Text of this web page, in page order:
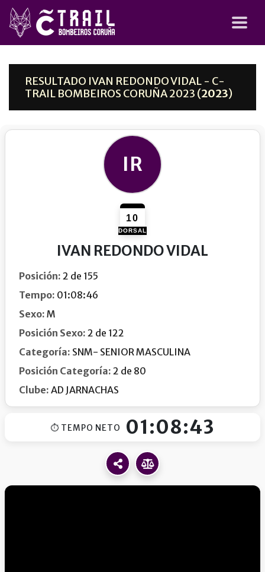
RESULTADO IVAN REDONDO VIDAL - C-
TRAIL BOMBEIROS CORUÑA 2023 (2023)
IR
10
DORSAL
IVAN REDONDO VIDAL
Posición: 2 de 155
Tempo: 01:08:46
Sexo: M
Posición Sexo: 2 de 122
Categoría: SNM- SENIOR MASCULINA
Posición Categoría: 2 de 80
Clube: AD JARNACHAS
⏱ TEMPO NETO 01:08:43